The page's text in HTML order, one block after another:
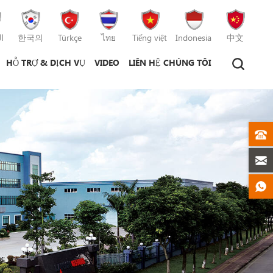
한국의 Türkçe ไทย Tiếng việt Indonesia 中文
HỖ TRỢ & DỊCH VỤ VIDEO LIÊN HỆ CHÚNG TÔI